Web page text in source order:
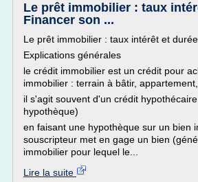
Le prêt immobilier : taux
Financer son ...
Le prêt immobilier : taux intérêt et durée
Explications générales
le crédit immobilier est un crédit pour
immobilier : terrain à bâtir, appartement,
il s'agit souvent d'un crédit
hypothèque)
en faisant une hypothèque sur un bien
souscripteur met en gage un bien
immobilier pour lequel le...
Lire la suite